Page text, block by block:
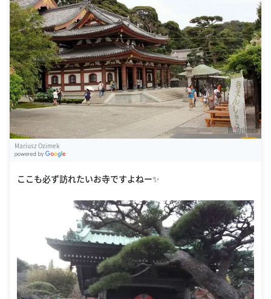
Mariusz Ozimek
ここも必ず訪れたいお寺ですよねー✨